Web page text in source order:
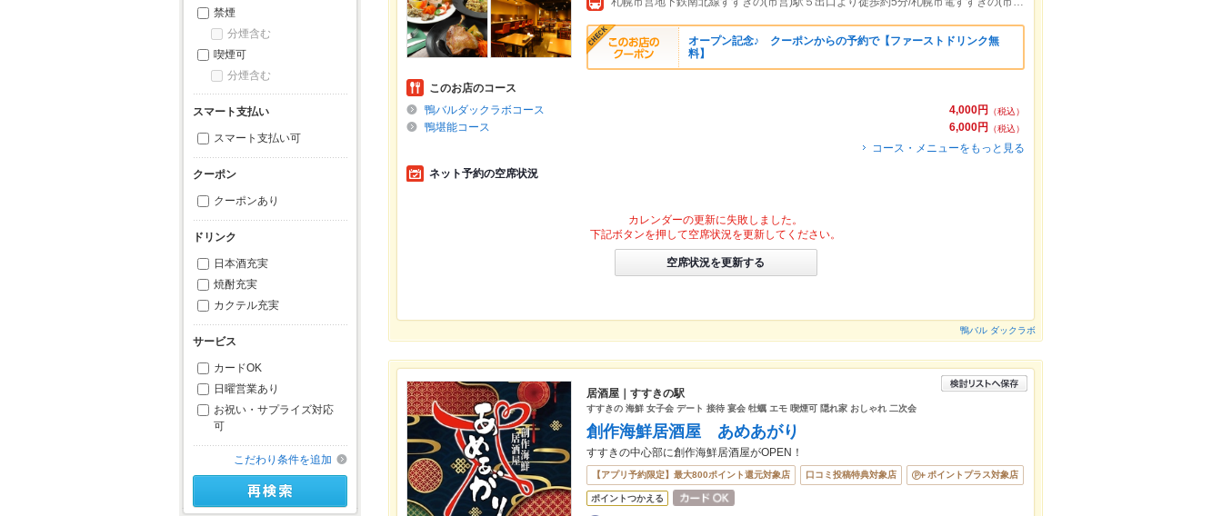
禁煙
分煙含む
喫煙可
分煙含む
スマート支払い
スマート支払い可
クーポン
クーポンあり
ドリンク
日本酒充実
焼酎充実
カクテル充実
サービス
カードOK
日曜営業あり
お祝い・サプライズ対応
可
こだわり条件を追加
オープン記念♪ クーポンからの予約で【ファーストドリンク無
料】
このお店のコース
4,000円
（税込）
鴨バルダックラボコース
6,000円
（税込）
鴨堪能コース
コース・メニューをもっと見る
ネット予約の空席状況
カレンダーの更新に失敗しました。
下記ボタンを押して空席状況を更新してください。
空席状況を更新する
鴨バル ダックラボ
居酒屋｜すすきの駅
すすきの 海鮮 女子会 デート 接待 宴会 牡蠣 エモ 喫煙可 隠れ家 おしゃれ 二次会
創作海鮮居酒屋 あめあがり
すすきの中心部に創作海鮮居酒屋がOPEN！
【アプリ予約限定】最大800ポイント還元対象店 口コミ投稿特典対象店 ポイントプラス対象店
ポイントつかえる